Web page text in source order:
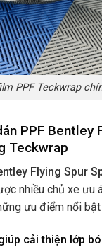
PPF Teckwrap
PPF Bentley
Teckwrap
Flying Spur
nhiều chủ xe ưu
ưu điểm nổi
cải thiện lớp